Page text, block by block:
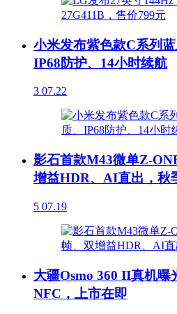
小米发布紫色款C系列蓝
IP68防护、14小时续航
3 07.22
影石首款M43微单Z-
增益HDR、AI直出，秋
5 07.19
大疆Osmo 360 II真机曝
NFC，上市在即